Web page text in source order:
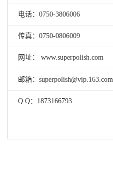
电话：0750-3806006
传真：0750-0806009
网址： www.superpolish.com
邮箱：superpolish@vip.163.com
Q Q：1873166793